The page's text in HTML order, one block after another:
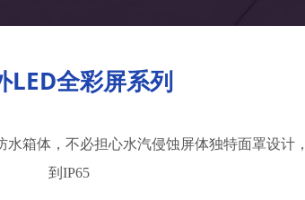
LED全彩屏系列
箱体，不必担心水汽侵蚀屏体独特面罩设计
到IP65